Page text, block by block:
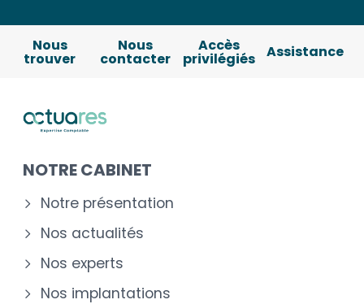
Nous
trouver
Nous
contacter
Accès
privilégiés Assistance
NOTRE CABINET
Notre présentation
Nos actualités
Nos experts
Nos implantations